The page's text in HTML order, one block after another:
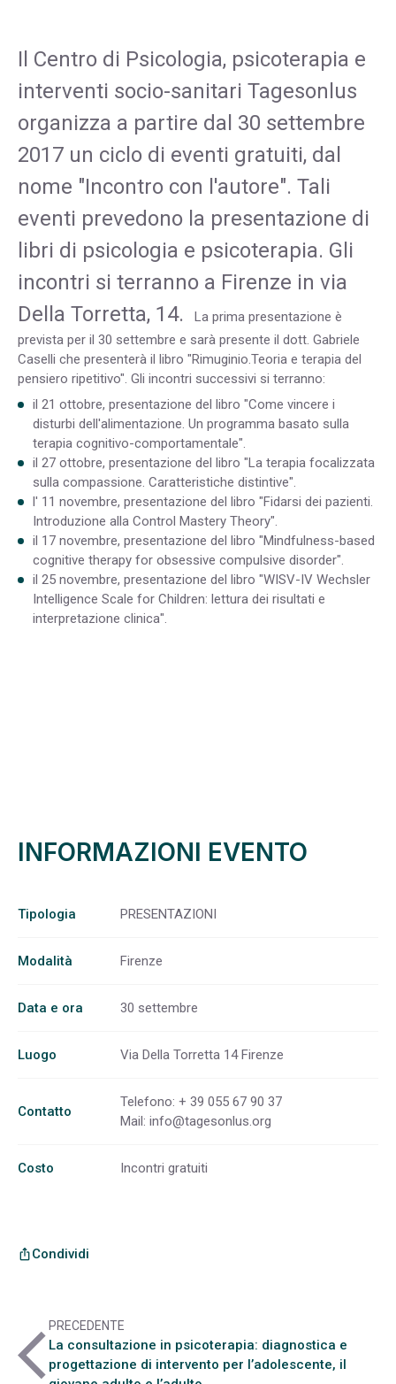
Il Centro di Psicologia, psicoterapia e
interventi socio-sanitari Tagesonlus
organizza a partire dal 30 settembre
2017 un ciclo di eventi gratuiti, dal
nome "Incontro con l'autore". Tali
eventi prevedono la presentazione di
libri di psicologia e psicoterapia. Gli
incontri si terranno a Firenze in via
Della Torretta, 14.
La prima presentazione è
prevista per il 30 settembre e sarà presente il dott. Gabriele
Caselli che presenterà il libro "Rimuginio.Teoria e terapia del
pensiero ripetitivo". Gli incontri successivi si terranno:
il 21 ottobre, presentazione del libro "Come vincere i
disturbi dell'alimentazione. Un programma basato sulla
terapia cognitivo-comportamentale".
il 27 ottobre, presentazione del libro "La terapia focalizzata
sulla compassione. Caratteristiche distintive".
l' 11 novembre, presentazione del libro "Fidarsi dei pazienti.
Introduzione alla Control Mastery Theory".
il 17 novembre, presentazione del libro "Mindfulness-based
cognitive therapy for obsessive compulsive disorder".
il 25 novembre, presentazione del libro "WISV-IV Wechsler
Intelligence Scale for Children: lettura dei risultati e
interpretazione clinica".
INFORMAZIONI EVENTO
Tipologia PRESENTAZIONI
Modalità Firenze
Data e ora 30 settembre
Luogo Via Della Torretta 14 Firenze
Contatto
Telefono: + 39 055 67 90 37
Mail: info@tagesonlus.org
Costo Incontri gratuiti
ios_shareCondividi
arrow_back_ios
PRECEDENTE
La consultazione in psicoterapia: diagnostica e
progettazione di intervento per l’adolescente, il